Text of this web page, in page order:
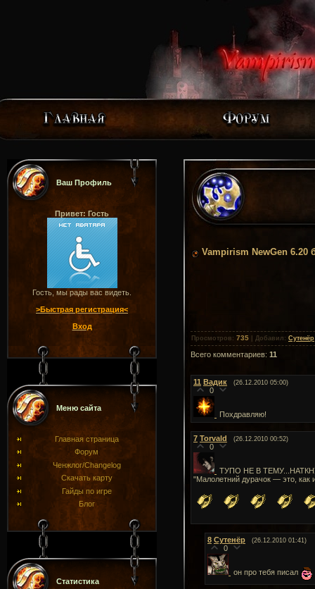
Ваш Профиль
Привет: Гость
Гость, мы рады вас видеть.
>Быстрая регистрация<
Вход
Меню сайта
Главная страница
Форум
Ченжлог/Changelog
Скачать карту
Гайды по игре
Блог
Статистика
Vampirism NewGen 6.20
Просмотров : 735 Добавил : Сутенёр
Всего комментариев: 11
11 Вадик (26.12.2010 05:00)
0
Похдравляю!
7 Torvald (26.12.2010 00:52)
0
ТУПО НЕ В
"Малолетний дурачок — это, как
8 Сутенёр (26.12.2010 01:41)
0
он про тебя писал